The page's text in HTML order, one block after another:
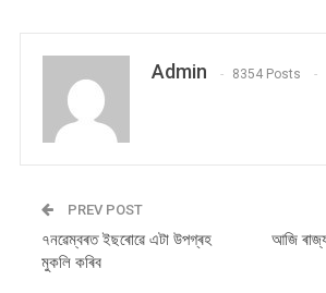
Admin 8354 Posts
PREV POST
৭নৱেম্বৰত ইছৰোৱে এটা উপগ্ৰহ
মুকলি কৰিব
আজি